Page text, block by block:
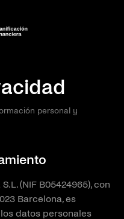
personal y
(NIF B05424965), con
Barcelona, es
datos personales